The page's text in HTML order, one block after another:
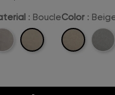
: Boucle
Boucle
Color :
Beige-
Boucle